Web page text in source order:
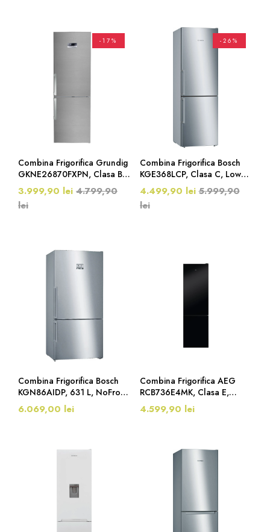
-17%
Combina Frigorifica Grundig
GKNE26870FXPN, Clasa B,
No Frost, 323 Litri, 186 Cm,
Inox
3.999,90 lei 4.799,90
lei
-26%
Combina Frigorifica Bosch
KGE368LCP, Clasa C, Low
Frost, 308 Litri, 186 Cm, Inox
4.499,90 lei 5.999,90
lei
Combina Frigorifica Bosch
KGN86AIDP, 631 L, NoFrost,
VitaFresh, Clasa D, H 186
Cm, Inox Antiamprenta
6.069,00 lei
Combina Frigorifica AEG
RCB736E4MK, Clasa E,
NoFrost, 367 Litri, 201 Cm,
Negru
4.599,90 lei